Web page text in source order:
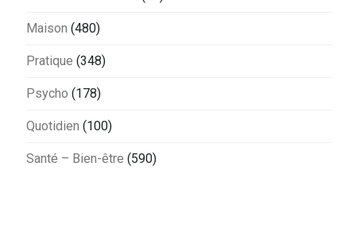
Maison (480)
Pratique (348)
Psycho (178)
Quotidien (100)
Santé – Bien-être (590)